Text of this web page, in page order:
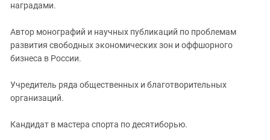
наградами.
Автор монографий и научных публикаций по проблемам
развития свободных экономических зон и оффшорного
бизнеса в России.
Учредитель ряда общественных и благотворительных
организаций.
Кандидат в мастера спорта по десятиборью.